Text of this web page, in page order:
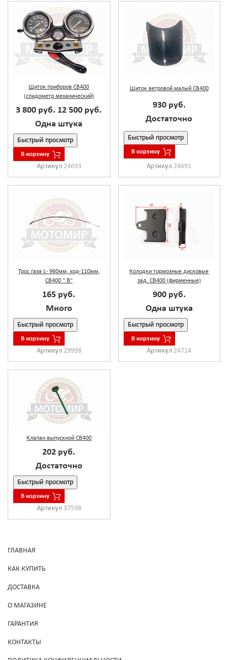
Щиток приборов CB400
(спидометр механический)
3 800 руб. 12 500 руб.
Одна штука
Быстрый просмотр
В корзину
Артикул 24693
Щиток ветровой малый CB400
930 руб.
Достаточно
Быстрый просмотр
В корзину
Артикул 24691
Трос газа L- 960мм, ход-110мм,
CB400 " В"
165 руб.
Много
Быстрый просмотр
В корзину
Артикул 29998
Колодки тормозные дисковые
зад. CB400 (фирменные)
900 руб.
Одна штука
Быстрый просмотр
В корзину
Артикул 24714
Клапан выпускной CB400
202 руб.
Достаточно
Быстрый просмотр
В корзину
Артикул 37598
ГЛАВНАЯ
КАК КУПИТЬ
ДОСТАВКА
О МАГАЗИНЕ
ГАРАНТИЯ
КОНТАКТЫ